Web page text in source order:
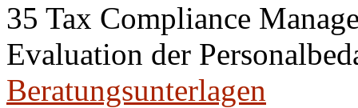
35 Tax Compliance
Evaluation der
Beratungsunterlagen